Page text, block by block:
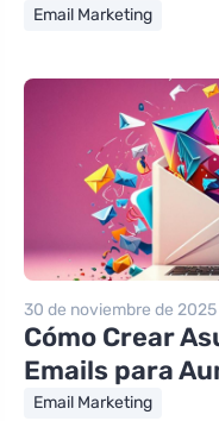
Email Marketing
30 de noviembre de 2025
Cómo Crear
Emails para
Email Marketing